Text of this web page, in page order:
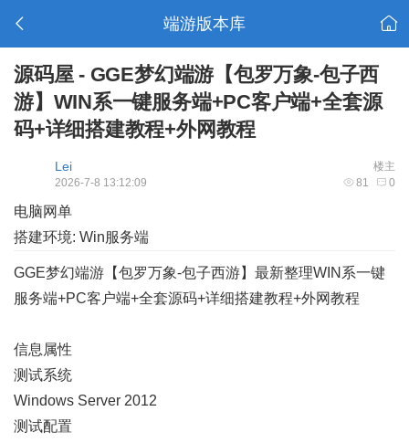
端游版本库
源码屋 - GGE梦幻端游【包罗万象-包子西
游】WIN系一键服务端+PC客户端+全套源
码+详细搭建教程+外网教程
楼主
Lei
81 0
2026-7-8 13:12:09
电脑网单
搭建环境: Win服务端
GGE梦幻端游【包罗万象-包子西游】最新整理WIN系一键
服务端+PC客户端+全套源码+详细搭建教程+外网教程
信息属性
测试系统
Windows Server 2012
测试配置